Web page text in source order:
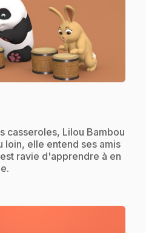
casseroles, Lilou Bambou
loin, elle entend ses amis
ravie d'apprendre à en